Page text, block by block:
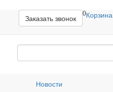
0Корзина
Заказать звонок
Новости